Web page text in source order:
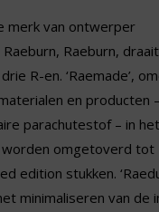
merk van ontwerper
Raeburn, draait
R-en. ‘Raemade’,
en producten
parachutestof – in het
worden omgetoverd tot
edition stukken.
minimaliseren van de